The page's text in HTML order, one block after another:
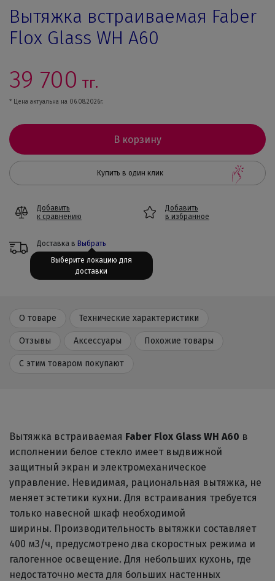
Вытяжка встраиваемая Faber
Flox Glass WH A60
39 700 тг.
* Цена актуальна на 06.08.2026г.
В корзину
Купить в один клик
Добавить
к сравнению
Добавить
в избранное
Доставка в Выбрать
О товаре Технические характеристики
Отзывы Аксессуары Похожие товары
С этим товаром покупают
Вытяжка встраиваемая Faber Flox Glass WH A60 в
исполнении белое стекло имеет выдвижной
защитный экран и электромеханическое
управление. Невидимая, рациональная вытяжка, не
меняет эстетики кухни. Для встраивания требуется
только навесной шкаф необходимой
ширины. Производительность вытяжки составляет
400 м3/ч, предусмотрено два скоростных режима и
галогенное освещение. Для небольших кухонь, где
недостаточно места для больших настенных
Выберите локацию для
доставки